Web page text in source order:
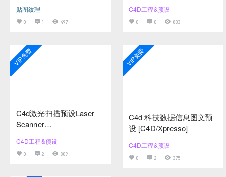
贴图纹理
0 1 497
C4D工程&预设
0 0 803
C4d 科技数据信息图文预
设 [C4D/Xpresso]
VIP免费
C4D工程&预设
0 2 375
C4d激光扫描预设Laser
Scanner
esso]
VIP免费
C4D工程&预设
0 2 809